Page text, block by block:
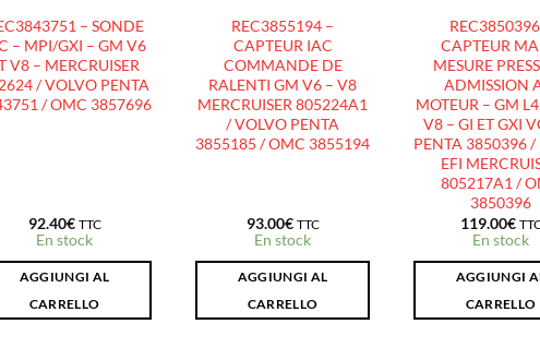
– SONDE
– MPI/GXI – GM V6
V8 – MERCRUISER
/ VOLVO PENTA
/ OMC 3857696
92.40€ TTC
En stock
AGGIUNGI AL
CARRELLO
REC3855194 –
CAPTEUR IAC
COMMANDE DE
RALENTI GM V6 – V8
MERCRUISER 805224A1
/ VOLVO PENTA
3855185 / OMC 3855194
93.00€ TTC
En stock
AGGIUNGI AL
CARRELLO
CAPTEUR
MESURE
ADMISSION
MOTEUR – GM
V8 – GI ET GXI
PENTA 3850396 /
EFI
805217A1 /
3850396
119.00€
En stock
AGGIUNGI
CARRELLO